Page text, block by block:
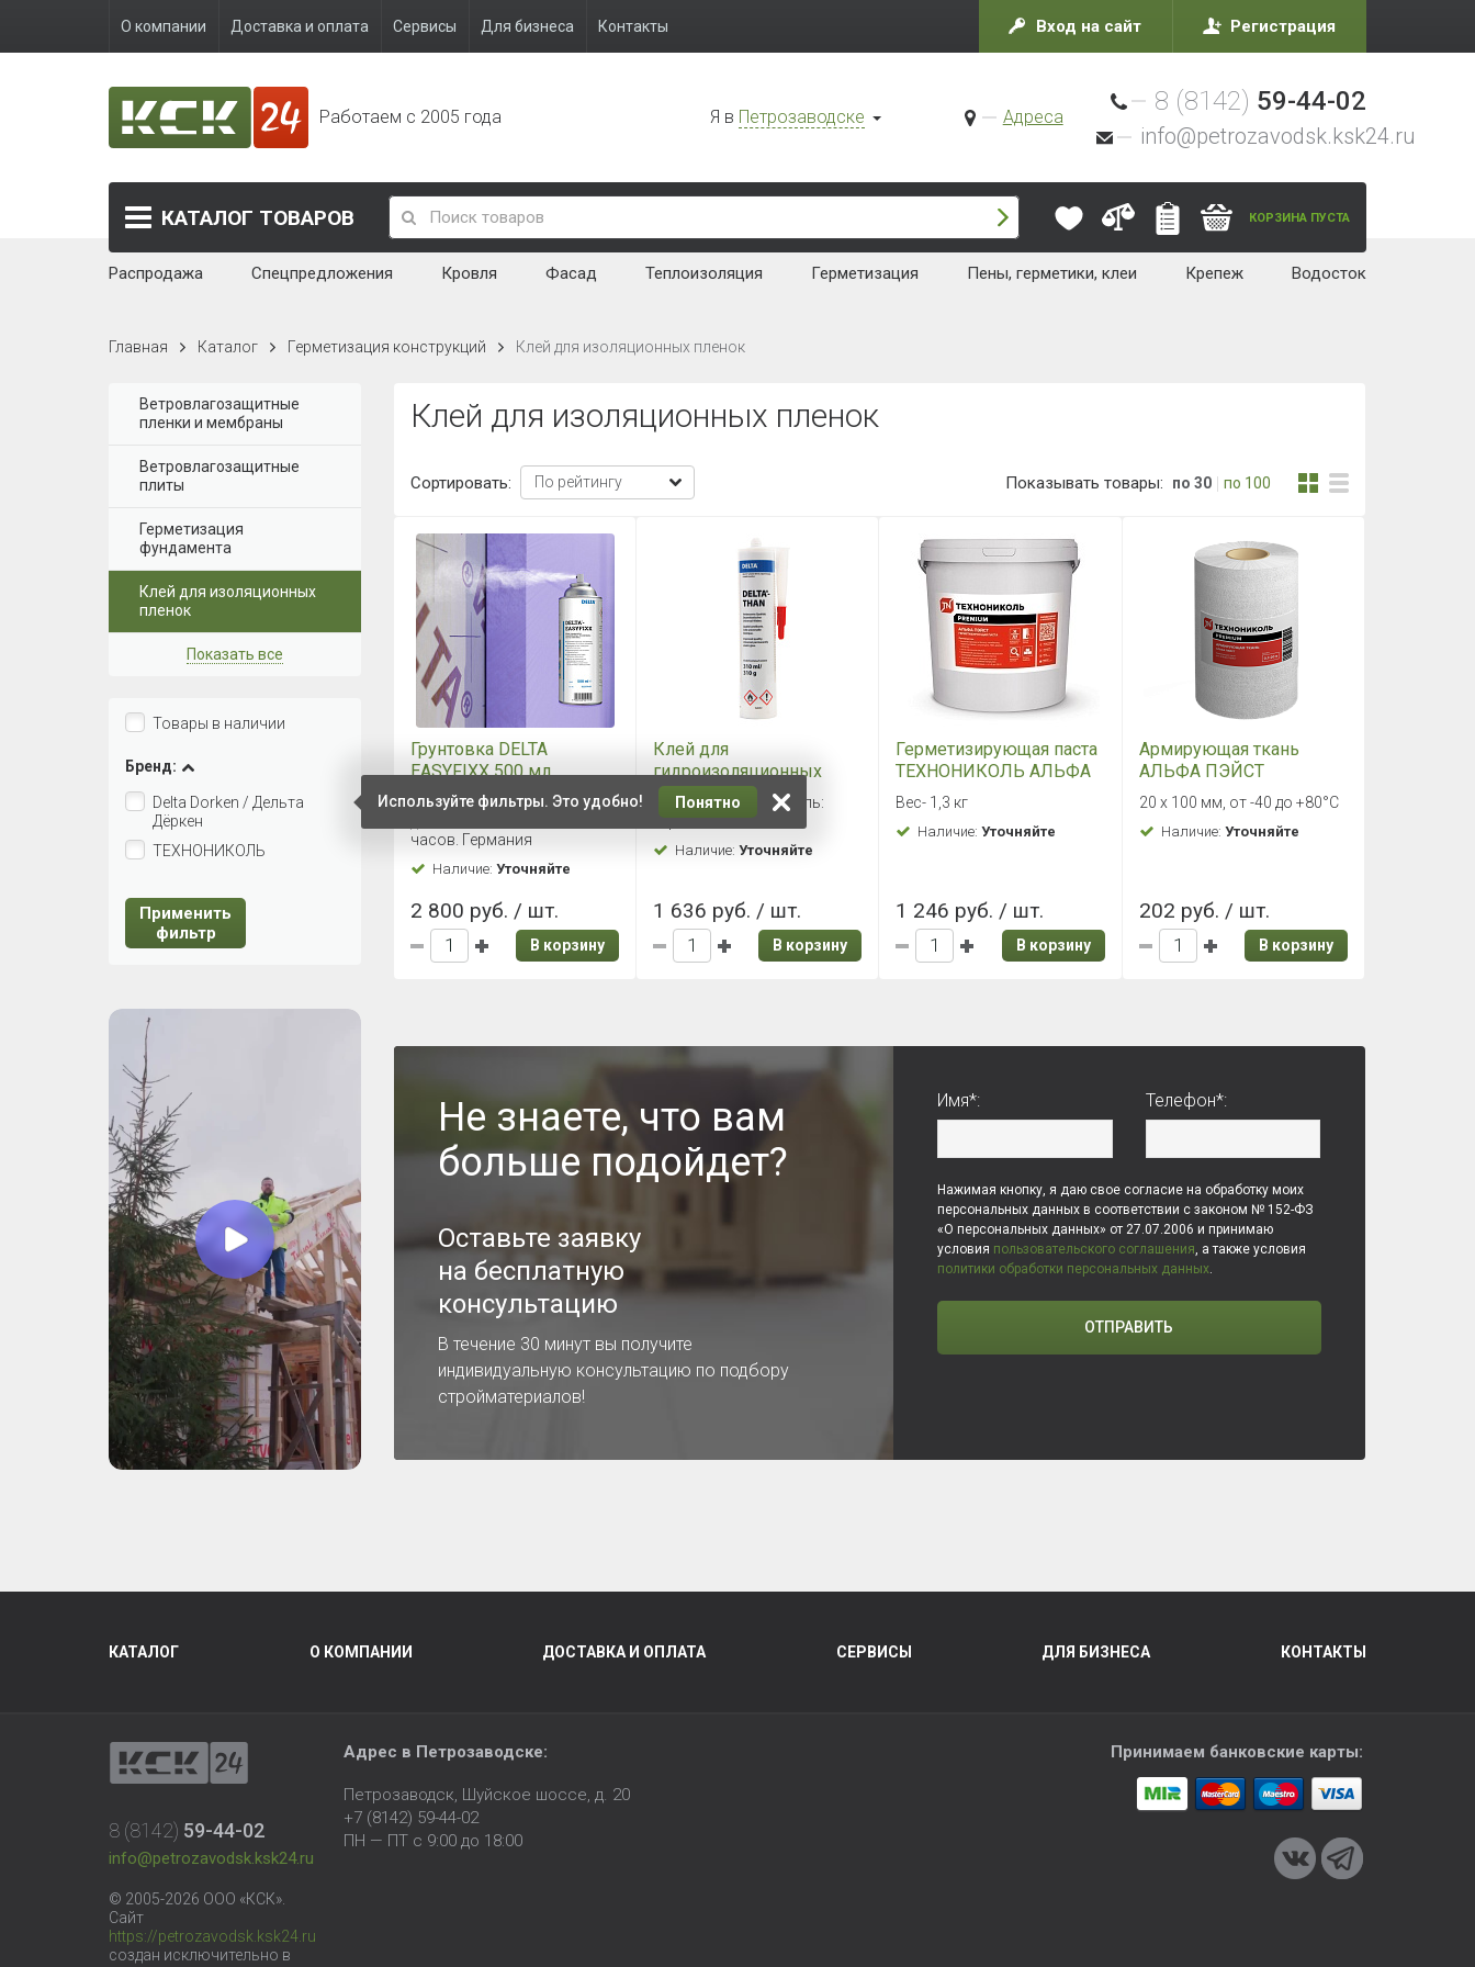
О компании Доставка и оплата Сервисы Для бизнеса Контакты Вход на сайт Регистрация
Работаем с 2005 года Я в Петрозаводске Адреса
8 (8142) 59-44-02
info@petrozavodsk.ksk24.ru
КАТАЛОГ ТОВАРОВ КОРЗИНА ПУСТА
Распродажа Спецпредложения Кровля Фасад Теплоизоляция Герметизация Пены, герметики, клеи Крепеж Водосток
Главная Каталог Герметизация конструкций Клей для изоляционных пленок
Клей для изоляционных пленок
Сортировать: Показывать товары: по 30 по 100
Грунтовка DELTA
EASYFIXX 500 мл.
(Германия)
Максимальная адгезия
часов. Германия
Наличие: Уточняйте
2 800 руб. / шт.
В корзину
Клей для
гидроизоляционных
пленок DELTA THAN 310
мл
Страна-производитель:
Германия
Наличие:Уточняйте
1 636 руб. / шт.
В корзину
Герметизирующая паста
ТЕХНОНИКОЛЬ АЛЬФА
ПЭЙСТ
Вес- 1,3 кг
Наличие:Уточняйте
1 246 руб. / шт.
В корзину
Армирующая ткань
АЛЬФА ПЭЙСТ
20 х 100 мм, от -40 до +80°C
Наличие: Уточняйте
202 руб. / шт.
В корзину
Не знаете, что вам
больше подойдет?
Оставьте заявку
на бесплатную
консультацию
В течение 30 минут вы получите
индивидуальную консультацию по подбору
стройматериалов!
Имя*: Телефон*:
Нажимая кнопку, я даю свое согласие на обработку моих
персональных данных в соответствии с законом № 152-ФЗ
«О персональных данных» от 27.07.2006 и принимаю
условия пользовательского соглашения, а также условия
политики обработки персональных данных.
ОТПРАВИТЬ
Ветровлагозащитные
пленки и мембраны
Ветровлагозащитные
плиты
Герметизация
фундамента
Клей для изоляционных
пленок
Показать все
Используйте фильтры. Это удобно! Понятно
Товары в наличии
Бренд:
Delta Dorken / Дельта
Дёркен
ТЕХНОНИКОЛЬ
Применить
фильтр
КАТАЛОГ О КОМПАНИИ ДОСТАВКА И ОПЛАТА СЕРВИСЫ ДЛЯ БИЗНЕСА КОНТАКТЫ
8 (8142) 59-44-02
info@petrozavodsk.ksk24.ru
© 2005-2026 ООО «КСК».
Сайт
https://petrozavodsk.ksk24.ru
создан исключительно в
Адрес в Петрозаводске:
Петрозаводск, Шуйское шоссе, д. 20
+7 (8142) 59-44-02
ПН — ПТ с 9:00 до 18:00
Принимаем банковские карты: